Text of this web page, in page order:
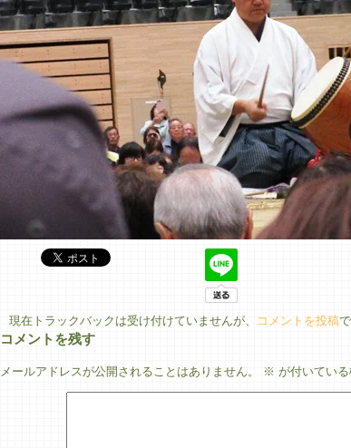
現在トラックバックは受け付けていませんが、 コメントを投稿
コメントを残す
メールアドレスが公開されることはありません。 ※ が付いてい